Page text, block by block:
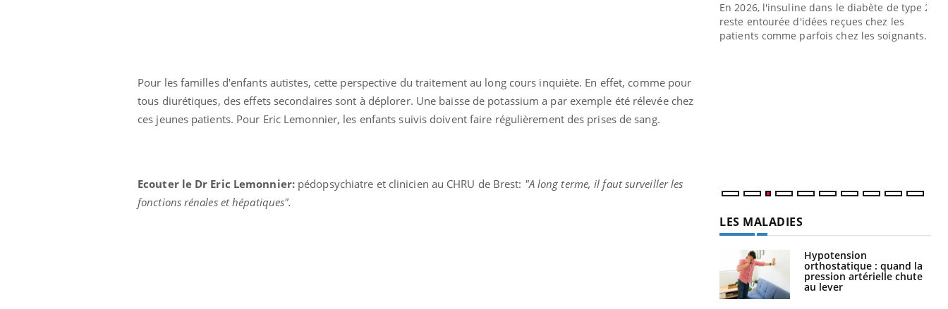
Pour les familles d'enfants autistes, cette perspective du traitement au long cours inquiète. En effet, comme pour
tous diurétiques, des effets secondaires sont à déplorer. Une baisse de potassium a par exemple été rélevée chez
ces jeunes patients. Pour Eric Lemonnier, les enfants suivis doivent faire régulièrement des prises de sang.
Ecouter le Dr Eric Lemonnier:pédopsychiatre et clinicien au CHRU de Brest: "A long terme, il faut surveiller les
fonctions rénales et hépatiques".
En 2026, l'insuline dans le diabète de type 2
reste entourée d'idées reçues chez les
patients comme parfois chez les soignants.
LES MALADIES
Hypotension
orthostatique : quand la
pression artérielle chute
au lever